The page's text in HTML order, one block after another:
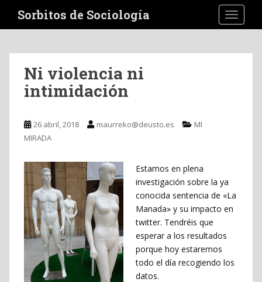
i
Sorbitos de Sociología
Ni violencia ni
intimidación
26 abril, 2018 maurreko@deusto.es
MI
MIRADA
Estamos en plena
investigación sobre la ya
conocida sentencia de «La
Manada» y su impacto en
twitter. Tendréis que
esperar a los resultados
porque hoy estaremos
todo el día recogiendo los
datos.